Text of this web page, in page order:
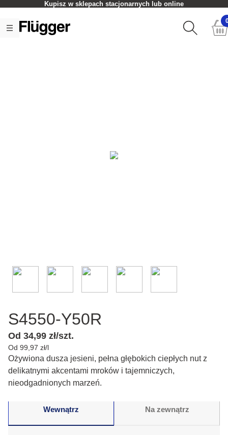
Kupisz w sklepach stacjonarnych lub online
S4550-Y50R
Od 34,99 zł/szt.
Od 99,97 zł/l
Ożywiona dusza jesieni, pełna głębokich ciepłych nut z
delikatnymi akcentami mroków i tajemniczych,
nieodgadnionych marzeń.
Wewnątrz Na zewnątrz